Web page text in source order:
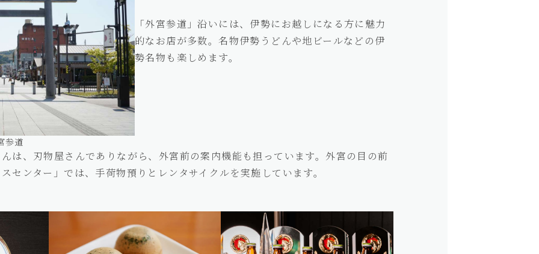
参道
「外宮参道」沿いには、伊勢にお越しになる方に魅力
的なお店が多数。名物伊勢うどんや地ビールなどの伊
勢名物も楽しめます。
は、刃物屋さんでありながら、外宮前の案内機能も担っています。外宮の目の前
センター」では、手荷物預りとレンタサイクルを実施しています。